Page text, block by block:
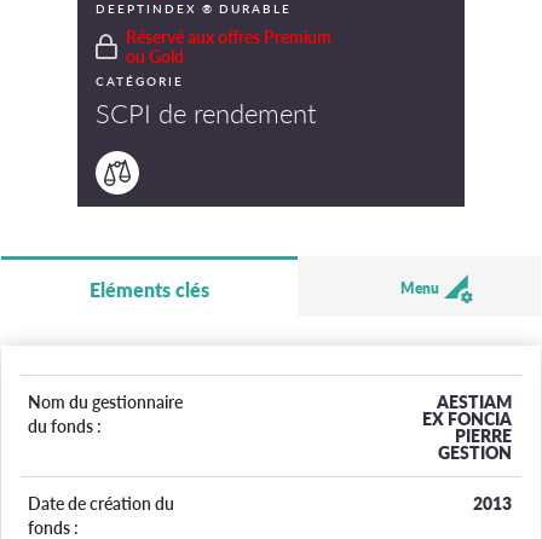
DEEPTINDEX ® DURABLE
Réservé aux offres Premium
ou Gold
CATÉGORIE
SCPI de rendement
Eléments clés Menu
Nom du gestionnaire
du fonds :
AESTIAM
EX FONCIA
PIERRE
GESTION
Date de création du
fonds :
2013